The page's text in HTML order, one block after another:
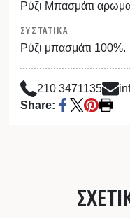
Ρύζι Μπασμάτι
ΣΥΣΤΑΤΙΚΑ
Ρύζι μπασμάτι 100%.
210 3471135
Share: